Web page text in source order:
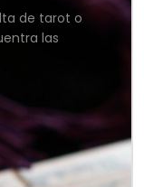
de tarot o
las